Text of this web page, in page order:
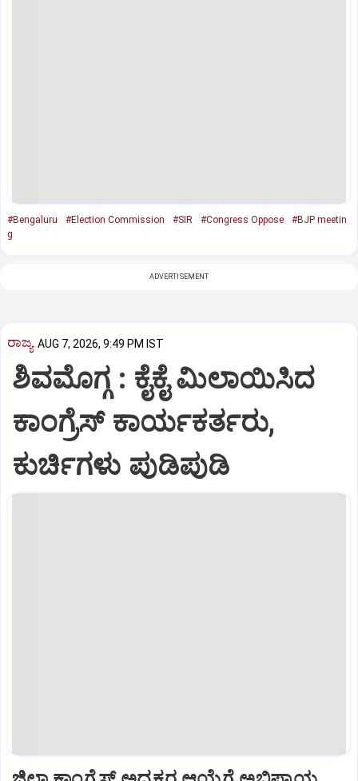
#Bengaluru #Election Commission #SIR #Congress Oppose
#BJP meetin
g
ADVERTISEMENT
ರಾಜ್ಯ AUG 7, 2026, 9:49 PM IST
ಶಿವಮೊಗ್ಗ : ಕೈಕೈ ಮಿಲಾಯಿಸಿದ
ಕಾಂಗ್ರೆಸ್ ಕಾರ್ಯಕರ್ತರು,
ಕುರ್ಚಿಗಳು ಪುಡಿಪುಡಿ